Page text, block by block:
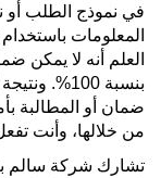
في نموذج الطلب أو
العلم أنه لا يمكن
بنسبة
ضمان أو المطالبة
من خلالها، وأنت
تشارك شركة سالم